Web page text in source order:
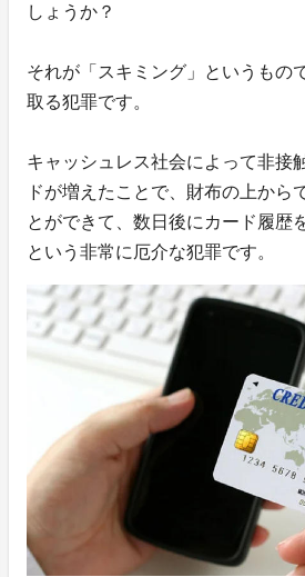
しょうか？
それが「スキミング」というもの
取る犯罪です。
キャッシュレス社会によって非接
ドが増えたことで、財布の上から
とができて、数日後にカード履歴
という非常に厄介な犯罪です。